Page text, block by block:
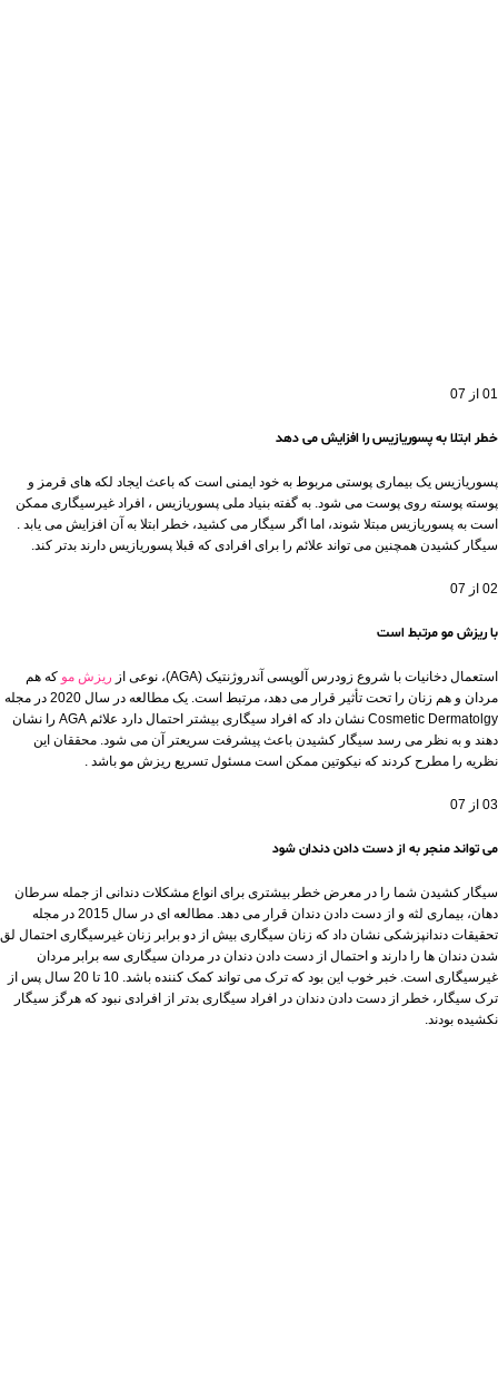
01 از 07
خطر ابتلا به پسوریازیس را افزایش می دهد
پسوریازیس یک بیماری پوستی مربوط به خود ایمنی است که باعث ایجاد لکه های قرمز و
پوسته پوسته روی پوست می شود. به گفته بنیاد ملی پسوریازیس ، افراد غیرسیگاری ممکن
است به پسوریازیس مبتلا شوند، اما اگر سیگار می کشید، خطر ابتلا به آن افزایش می یابد .
سیگار کشیدن همچنین می تواند علائم را برای افرادی که قبلا پسوریازیس دارند بدتر کند.
02 از 07
با ریزش مو مرتبط است
استعمال دخانیات با شروع زودرس آلوپسی آندروژنتیک (AGA)، نوعی از ریزش مو که هم
مردان و هم زنان را تحت تأثیر قرار می دهد، مرتبط است. یک مطالعه در سال 2020 در
مجله
Cosmetic Dermatolgy
نشان داد که افراد سیگاری بیشتر احتمال دارد علائم AGA را نشان
دهند و به نظر می رسد سیگار کشیدن باعث پیشرفت سریعتر آن می شود. محققان این
نظریه را مطرح کردند که نیکوتین ممکن است مسئول تسریع ریزش مو باشد .
03 از 07
می تواند منجر به از دست دادن دندان شود
سیگار کشیدن شما را در معرض خطر بیشتری برای انواع مشکلات دندانی از جمله سرطان
دهان، بیماری لثه و از دست دادن دندان قرار می دهد. مطالعه ای در سال 2015 در
مجله
تحقیقات دندانپزشکی نشان داد که زنان سیگاری بیش از دو برابر زنان غیرسیگاری احتمال لق
شدن دندان ها را دارند و احتمال از دست دادن دندان در مردان سیگاری سه برابر مردان
غیرسیگاری است. خبر خوب این بود که ترک می تواند کمک کننده باشد. 10 تا 20 سال پس از
ترک سیگار، خطر از دست دادن دندان در افراد سیگاری بدتر از افرادی نبود که هرگز سیگار
نکشیده بودند.